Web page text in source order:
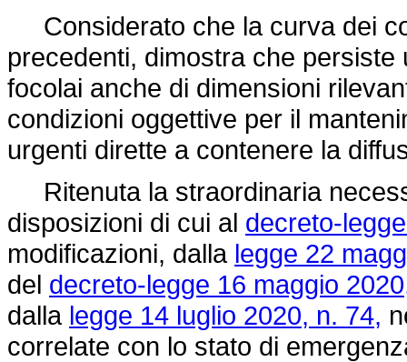
Considerato che la curva dei
precedenti, dimostra che
focolai anche di dimensioni
condizioni oggettive per il
urgenti dirette a contenere la
Ritenuta la straordinaria
disposizioni di cui al decreto-
modificazioni, dalla legge 22
del decreto-legge 16 maggio
dalla legge 14 luglio 2020, n. 74,
correlate con lo stato di